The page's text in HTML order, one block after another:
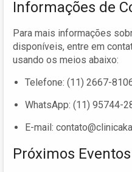
Informações de
Para mais informações
disponíveis, entre em
usando os meios abaixo:
Telefone: (11) 2667-
WhatsApp: (11) 95744-
E-mail:
Próximos